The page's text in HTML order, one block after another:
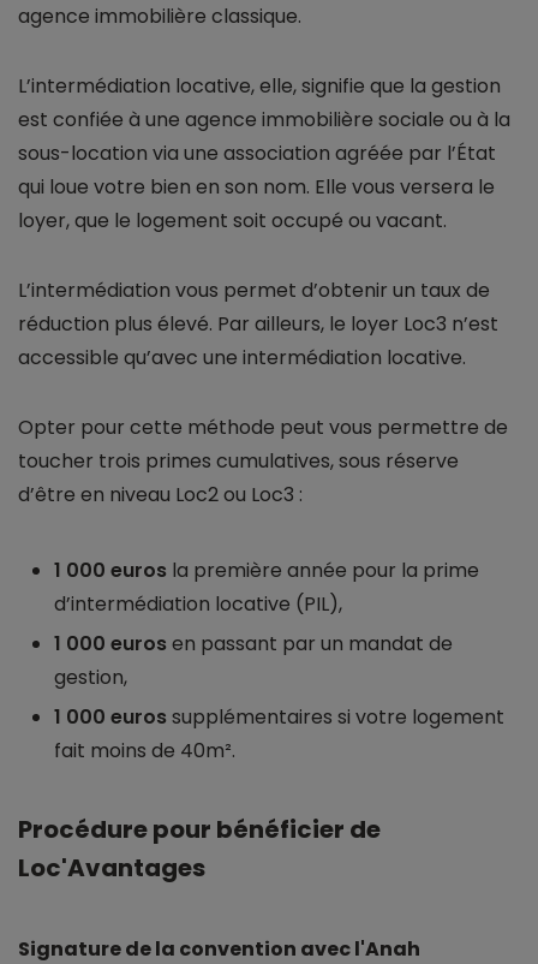
agence immobilière classique.
L’intermédiation locative, elle, signifie que la gestion
est confiée à une agence immobilière sociale ou à la
sous-location via une association agréée par l’État
qui loue votre bien en son nom. Elle vous versera le
loyer, que le logement soit occupé ou vacant.
L’intermédiation vous permet d’obtenir un taux de
réduction plus élevé. Par ailleurs, le loyer Loc3 n’est
accessible qu’avec une intermédiation locative.
Opter pour cette méthode peut vous permettre de
toucher trois primes cumulatives, sous réserve
d’être en niveau Loc2 ou Loc3 :
1 000 euros la première année pour la prime
d’intermédiation locative (PIL),
1 000 eurosen passant par un mandat de
gestion,
1 000 eurossupplémentaires si votre logement
fait moins de 40m².
Procédure pour bénéficier de
Loc'Avantages
Signature de la convention avec l'Anah